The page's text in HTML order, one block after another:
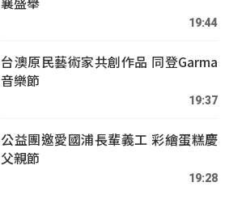
19:44
台澳原民藝術家共創作品 同登Garma
音樂節
19:37
公益團邀愛國浦長輩義工 彩繪蛋糕慶
父親節
19:28